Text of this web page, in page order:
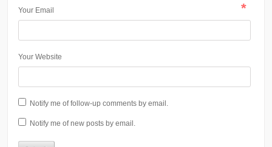
Your Email *
Your Website
Notify me of follow-up comments by email.
Notify me of new posts by email.